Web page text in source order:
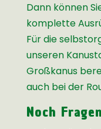
Dann können
komplette
Für die
unseren
Großkanus
auch bei der
Noch